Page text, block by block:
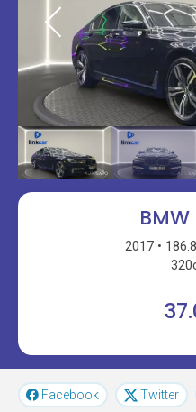
BMW
2017
Facebook Twitter